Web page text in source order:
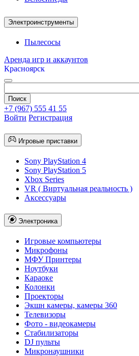
Электроинструменты
Пылесосы
Аренда игр и аккаунтов
Красноярск
+7 (967) 555 41 55
Войти Регистрация
Игровые приставки
Sony PlayStation 4
Sony PlayStation 5
Xbox Series
VR ( Виртуальная реальность )
Аксессуары
Электроника
Игровые компьютеры
Микрофоны
МФУ Принтеры
Ноутбуки
Караоке
Колонки
Проекторы
Экшн камеры, камеры 360
Телевизоры
Фото - видеокамеры
Стабилизаторы
DJ пульты
Микронаушники